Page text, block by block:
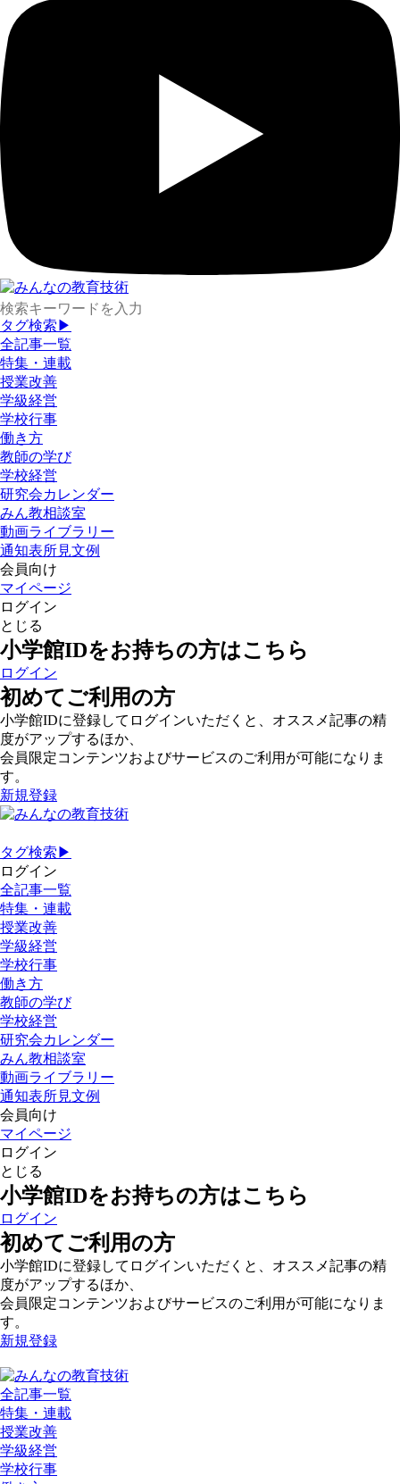
タグ検索▶
全記事一覧
特集・連載
授業改善
学級経営
学校行事
働き方
教師の学び
学校経営
研究会カレンダー
みん教相談室
動画ライブラリー
通知表所見文例
会員向け
マイページ
ログイン
とじる
小学館IDをお持ちの方はこちら
ログイン
初めてご利用の方
小学館IDに登録してログインいただくと、オススメ記事の精
度がアップするほか、
会員限定コンテンツおよびサービスのご利用が可能になりま
す。
新規登録
タグ検索▶
ログイン
全記事一覧
特集・連載
授業改善
学級経営
学校行事
働き方
教師の学び
学校経営
研究会カレンダー
みん教相談室
動画ライブラリー
通知表所見文例
会員向け
マイページ
ログイン
とじる
小学館IDをお持ちの方はこちら
ログイン
初めてご利用の方
小学館IDに登録してログインいただくと、オススメ記事の精
度がアップするほか、
会員限定コンテンツおよびサービスのご利用が可能になりま
す。
新規登録
全記事一覧
特集・連載
授業改善
学級経営
学校行事